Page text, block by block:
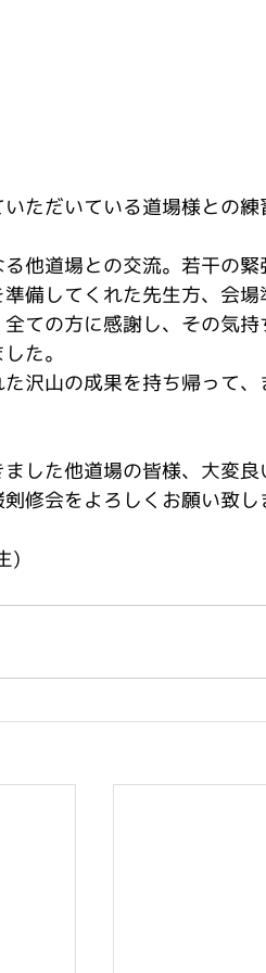
ただいている道場様との
他道場との交流。若干の
備してくれた先生方、会
ての方に感謝し、その気
た。
沢山の成果を持ち帰って、
した他道場の皆様、大変
修会をよろしくお願い致し
)